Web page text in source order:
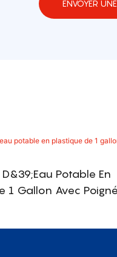
ENVOYER
Potable En
1 Gallon Avec